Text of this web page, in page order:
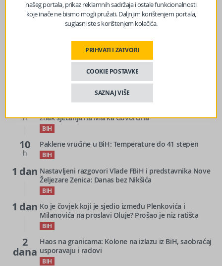
magle
h
znak sjećanja na Marka Govorčina
BIH
10
h
Paklene vrućine u BiH: Temperature do 41 stepen
BIH
1 dan Nastavljeni razgovori Vlade FBiH i predstavnika Nove
Željezare Zenica: Danas bez Nikšića
BIH
1 dan Ko je čovjek koji je sjedio između Plenkovića i
Milanovića na proslavi Oluje? Prošao je niz ratišta
BIH
2
dana
Haos na granicama: Kolone na izlazu iz BiH, saobraćaj
usporavaju i radovi
BIH
našeg portala, prikaz reklamnih sadržaja i ostale funkcionalnosti
koje inače ne bismo mogli pružati. Daljnjim korištenjem portala,
suglasni ste s korištenjem kolačića.
PRIHVATI I ZATVORI
COOKIE POSTAVKE
SAZNAJ VIŠE